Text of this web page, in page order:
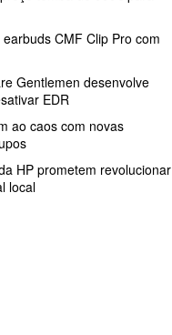
CMF Clip Pro com
Gentlemen desenvolve
EDR
ao caos com novas
HP prometem revolucionar
local